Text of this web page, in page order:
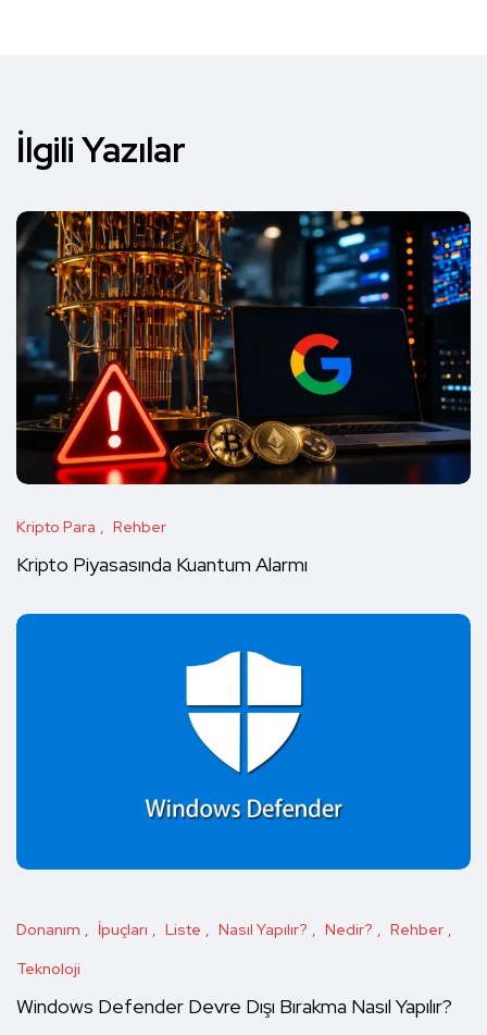
İlgili Yazılar
Kripto Para Rehber
Kripto Piyasasında Kuantum Alarmı
Donanım İpuçları Liste Nasıl Yapılır? Nedir?
Rehber
Teknoloji
Windows Defender Devre Dışı Bırakma Nasıl Yapılır?